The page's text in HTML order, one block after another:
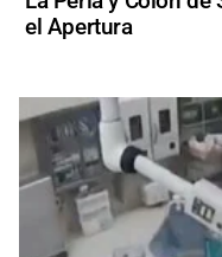
el Apertura